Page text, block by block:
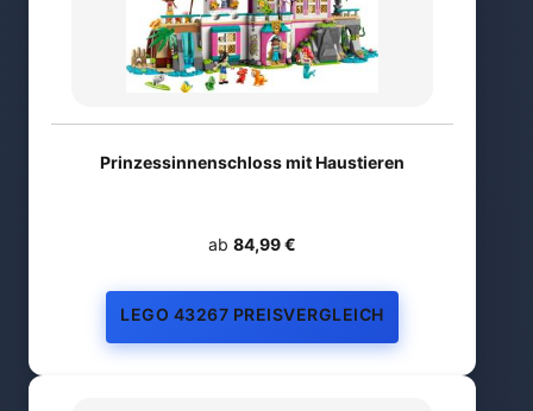
Prinzessinnenschloss mit Haustieren
ab 84,99 €
LEGO 43267 PREISVERGLEICH